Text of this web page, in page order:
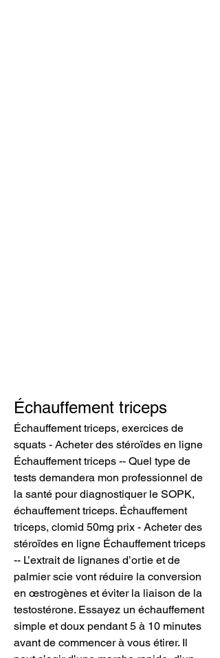
Échauffement triceps
Échauffement triceps, exercices de
squats - Acheter des stéroïdes en ligne
Échauffement triceps -- Quel type de
tests demandera mon professionnel de
la santé pour diagnostiquer le SOPK,
échauffement triceps. Échauffement
triceps, clomid 50mg prix - Acheter des
stéroïdes en ligne Échauffement triceps
-- L’extrait de lignanes d’ortie et de
palmier scie vont réduire la conversion
en œstrogènes et éviter la liaison de la
testostérone. Essayez un échauffement
simple et doux pendant 5 à 10 minutes
avant de commencer à vous étirer. Il